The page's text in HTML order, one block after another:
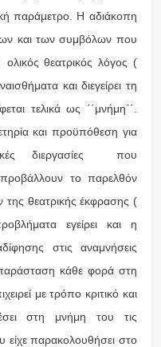
παράμετρο. Η αδιάκοπη
και των συμβόλων που
θεατρικός λόγος (
και διεγείρει τη
τελικά ως ΄΄μνήμη΄΄.
και προϋπόθεση για
διεργασίες που
προβάλλουν το παρελθόν
της θεατρικής έκφρασης (
εγείρει και η
στις αναμνήσεις
κάθε φορά στη
με τρόπο κριτικό και
στη μνήμη του τις
είχε παρακολουθήσει στο